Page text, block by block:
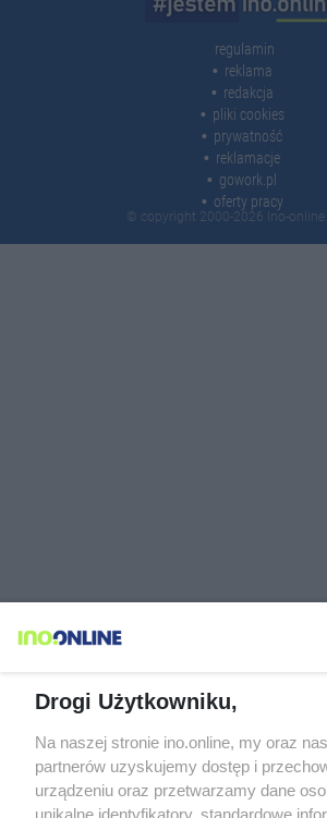
regulamin
reklama
redakcja
pliki cookies
prywatność
reklamacje
gowork.pl
oferty pracy
© copyright 2000-2026 Ino-online
Drogi Użytkowniku,
Na naszej stronie ino.online, my oraz
partnerów uzyskujemy dostęp i
urządzeniu oraz przetwarzamy dane
unikalne identyfikatory, standardowe